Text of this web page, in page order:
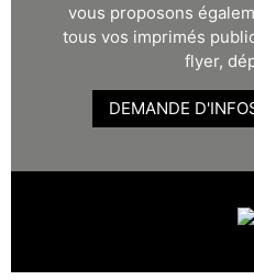
vous proposons
tous vos imprimés
flyer,
DEMANDE